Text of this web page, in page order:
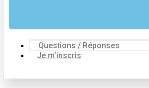
Questions / Réponses
Je m’inscris